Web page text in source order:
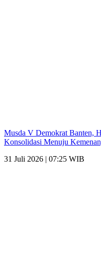
Musda V Demokrat Banten,
Konsolidasi Menuju
31 Juli 2026 | 07:25 WIB